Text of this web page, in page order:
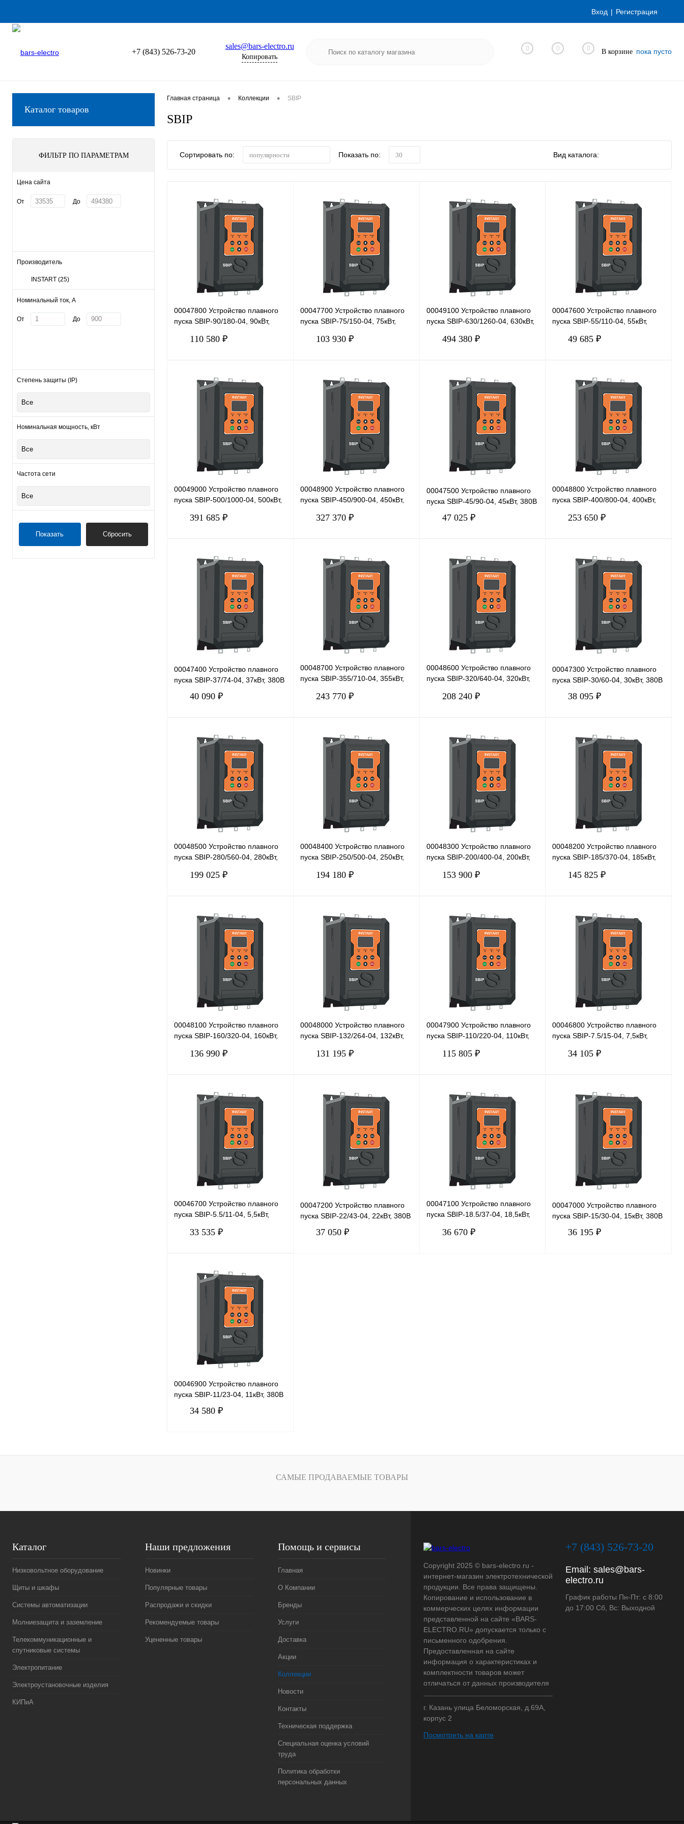
Вход Регистрация
+7 (843) 526-73-20
sales@bars-electro.ru
Копировать
0 0 0 В корзине пока пусто
Каталог товаров
ФИЛЬТР ПО ПАРАМЕТРАМ
Цена сайта
От До
Производитель
INSTART (25)
Номинальный ток, А
От До
Степень защиты (IP)
Все
Номинальная мощность, кВт
Все
Частота сети
Все
Показать Сбросить
Главная страница • Коллекции • SBIP
SBIP
Сортировать по: популярности Показать по: 30 Вид каталога:
00047800 Устройство плавного
пуска SBIP-90/180-04, 90кВт,
110 580 ₽
В корзину
Купить в 1 клик Сравнение
Под заказ
00047700 Устройство плавного
пуска SBIP-75/150-04, 75кВт,
103 930 ₽
В корзину
Купить в 1 клик Сравнение
Под заказ
00049100 Устройство плавного
пуска SBIP-630/1260-04, 630кВт,
494 380 ₽
В корзину
Купить в 1 клик Сравнение
Под заказ
00047600 Устройство плавного
пуска SBIP-55/110-04, 55кВт,
49 685 ₽
В корзину
Купить в 1 клик Сравнение
Под заказ
00049000 Устройство плавного
пуска SBIP-500/1000-04, 500кВт,
391 685 ₽
В корзину
Купить в 1 клик Сравнение
Под заказ
00048900 Устройство плавного
пуска SBIP-450/900-04, 450кВт,
327 370 ₽
В корзину
Купить в 1 клик Сравнение
Под заказ
00047500 Устройство плавного
пуска SBIP-45/90-04, 45кВт, 380В
47 025 ₽
В корзину
Купить в 1 клик Сравнение
Под заказ
00048800 Устройство плавного
пуска SBIP-400/800-04, 400кВт,
253 650 ₽
В корзину
Купить в 1 клик Сравнение
Под заказ
00047400 Устройство плавного
пуска SBIP-37/74-04, 37кВт, 380В
40 090 ₽
В корзину
Купить в 1 клик Сравнение
Под заказ
00048700 Устройство плавного
пуска SBIP-355/710-04, 355кВт,
243 770 ₽
В корзину
Купить в 1 клик Сравнение
Под заказ
00048600 Устройство плавного
пуска SBIP-320/640-04, 320кВт,
208 240 ₽
В корзину
Купить в 1 клик Сравнение
Под заказ
00047300 Устройство плавного
пуска SBIP-30/60-04, 30кВт, 380В
38 095 ₽
В корзину
Купить в 1 клик Сравнение
Под заказ
00048500 Устройство плавного
пуска SBIP-280/560-04, 280кВт,
199 025 ₽
В корзину
Купить в 1 клик Сравнение
Под заказ
00048400 Устройство плавного
пуска SBIP-250/500-04, 250кВт,
194 180 ₽
В корзину
Купить в 1 клик Сравнение
Под заказ
00048300 Устройство плавного
пуска SBIP-200/400-04, 200кВт,
153 900 ₽
В корзину
Купить в 1 клик Сравнение
Под заказ
00048200 Устройство плавного
пуска SBIP-185/370-04, 185кВт,
145 825 ₽
В корзину
Купить в 1 клик Сравнение
Под заказ
00048100 Устройство плавного
пуска SBIP-160/320-04, 160кВт,
136 990 ₽
В корзину
Купить в 1 клик Сравнение
Под заказ
00048000 Устройство плавного
пуска SBIP-132/264-04, 132кВт,
131 195 ₽
В корзину
Купить в 1 клик Сравнение
Под заказ
00047900 Устройство плавного
пуска SBIP-110/220-04, 110кВт,
115 805 ₽
В корзину
Купить в 1 клик Сравнение
Под заказ
00046800 Устройство плавного
пуска SBIP-7.5/15-04, 7,5кВт,
34 105 ₽
В корзину
Купить в 1 клик Сравнение
Под заказ
00046700 Устройство плавного
пуска SBIP-5.5/11-04, 5,5кВт,
33 535 ₽
В корзину
Купить в 1 клик Сравнение
Под заказ
00047200 Устройство плавного
пуска SBIP-22/43-04, 22кВт, 380В
37 050 ₽
00047100 Устройство плавного
пуска SBIP-18.5/37-04, 18,5кВт,
36 670 ₽
00047000 Устройство плавного
пуска SBIP-15/30-04, 15кВт, 380В
36 195 ₽
00046900 Устройство плавного
пуска SBIP-11/23-04, 11кВт, 380В
34 580 ₽
В корзину
САМЫЕ ПРОДАВАЕМЫЕ ТОВАРЫ
Каталог
Низковольтное оборудование
Щиты и шкафы
Системы автоматизации
Молниезащита и заземление
Телекоммуникационные и
спутниковые системы
Электропитание
Электроустановочные изделия
КИПиА
Наши предложения
Новинки
Популярные товары
Распродажи и скидки
Рекомендуемые товары
Уцененные товары
Помощь и сервисы
Главная
О Компании
Бренды
Услуги
Доставка
Акции
Коллекции
Новости
Контакты
Техническая поддержка
Специальная оценка условий
труда
Политика обработки
персональных данных
Copyright 2025 © bars-electro.ru -
интернет-магазин электротехнической
продукции. Все права защищены.
Копирование и использование в
коммерческих целях информации
представленной на сайте «BARS-
ELECTRO.RU» допускается только с
письменного одобрения.
Предоставленная на сайте
информация о характеристиках и
комплектности товаров может
отличаться от данных производителя
г. Казань улица Беломорская, д.69А,
корпус 2
Посмотреть на карте
+7 (843) 526-73-20
Email: sales@bars-
electro.ru
График работы Пн-Пт: с 8:00
до 17:00 Сб, Вс: Выходной